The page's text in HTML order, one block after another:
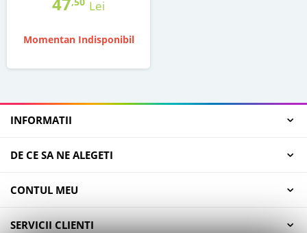
Lei
Momentan Indisponibil
INFORMATII
DE CE SA NE ALEGETI
CONTUL MEU
SERVICII CLIENTI